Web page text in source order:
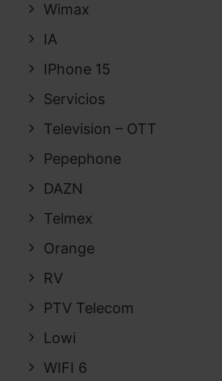
Wimax
IA
IPhone 15
Servicios
Television – OTT
Pepephone
DAZN
Telmex
Orange
RV
PTV Telecom
Lowi
WIFI 6